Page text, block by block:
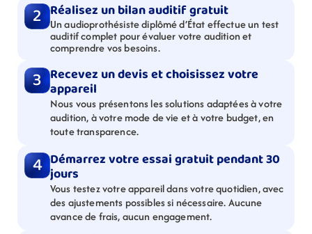
2 Réalisez un bilan auditif gratuit
Un audioprothésiste diplômé d’État effectue un test
auditif complet pour évaluer votre audition et
comprendre vos besoins.
3 Recevez un devis et choisissez votre
appareil
Nous vous présentons les solutions adaptées à votre
audition, à votre mode de vie et à votre budget, en
toute transparence.
4 Démarrez votre essai gratuit pendant 30
jours
Vous testez votre appareil dans votre quotidien, avec
des ajustements possibles si nécessaire. Aucune
avance de frais, aucun engagement.